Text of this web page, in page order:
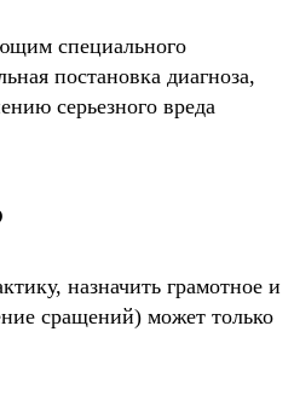
специального
постановка диагноза,
серьезного вреда
назначить грамотное и
сращений) может только